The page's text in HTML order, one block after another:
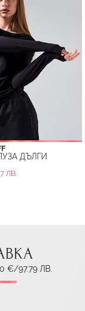
ДЪЛГИ
ЛВ.
€/97.79 ЛВ.